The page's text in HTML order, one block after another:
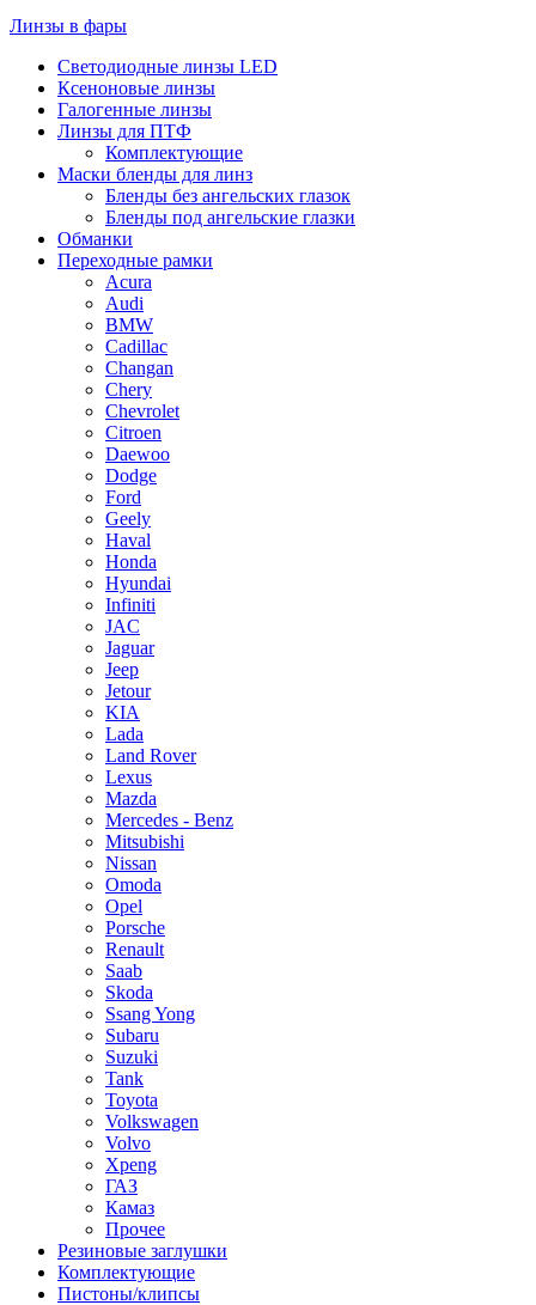
Линзы в фары
Светодиодные линзы LED
Ксеноновые линзы
Галогенные линзы
Линзы для ПТФ
Комплектующие
Маски бленды для линз
Бленды без ангельских глазок
Бленды под ангельские глазки
Обманки
Переходные рамки
Acura
Audi
BMW
Cadillac
Changan
Chery
Chevrolet
Citroen
Daewoo
Dodge
Ford
Geely
Haval
Honda
Hyundai
Infiniti
JAC
Jaguar
Jeep
Jetour
KIA
Lada
Land Rover
Lexus
Mazda
Mercedes - Benz
Mitsubishi
Nissan
Omoda
Opel
Porsche
Renault
Saab
Skoda
Ssang Yong
Subaru
Suzuki
Tank
Toyota
Volkswagen
Volvo
Xpeng
ГАЗ
Камаз
Прочее
Резиновые заглушки
Комплектующие
Пистоны/клипсы